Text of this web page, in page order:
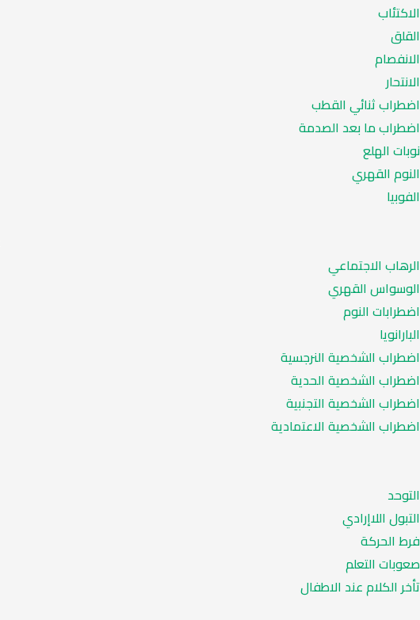
الاكتئاب
القلق
الانفصام
الانتحار
اضطراب ثنائي القطب
اضطراب ما بعد الصدمة
نوبات الهلع
النوم القهري
الفوبيا
الرهاب الاجتماعي
الوسواس القهري
اضطرابات النوم
البارانويا
اضطراب الشخصية النرجسية
اضطراب الشخصية الحدية
اضطراب الشخصية التجنبية
اضطراب الشخصية الاعتمادية
التوحد
التبول اللاإرادي
فرط الحركة
صعوبات التعلم
تأخر الكلام عند الاطفال